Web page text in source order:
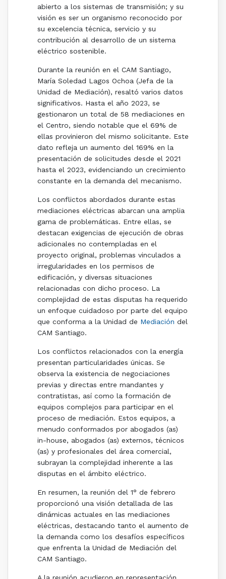
abierto a los sistemas de transmisión; y su
visión es ser un organismo reconocido por
su excelencia técnica, servicio y su
contribución al desarrollo de un sistema
eléctrico sostenible.
Durante la reunión en el CAM Santiago,
María Soledad Lagos Ochoa (Jefa de la
Unidad de Mediación), resaltó varios datos
significativos. Hasta el año 2023, se
gestionaron un total de 58 mediaciones en
el Centro, siendo notable que el 69% de
ellas provinieron del mismo solicitante. Este
dato refleja un aumento del 169% en la
presentación de solicitudes desde el 2021
hasta el 2023, evidenciando un crecimiento
constante en la demanda del mecanismo.
Los conflictos abordados durante estas
mediaciones eléctricas abarcan una amplia
gama de problemáticas. Entre ellas, se
destacan exigencias de ejecución de obras
adicionales no contempladas en el
proyecto original, problemas vinculados a
irregularidades en los permisos de
edificación, y diversas situaciones
relacionadas con dicho proceso. La
complejidad de estas disputas ha requerido
un enfoque cuidadoso por parte del equipo
que conforma a la Unidad de Mediación del
CAM Santiago.
Los conflictos relacionados con la energía
presentan particularidades únicas. Se
observa la existencia de negociaciones
previas y directas entre mandantes y
contratistas, así como la formación de
equipos complejos para participar en el
proceso de mediación. Estos equipos, a
menudo conformados por abogados (as)
in-house, abogados (as) externos, técnicos
(as) y profesionales del área comercial,
subrayan la complejidad inherente a las
disputas en el ámbito eléctrico.
En resumen, la reunión del 1° de febrero
proporcionó una visión detallada de las
dinámicas actuales en las mediaciones
eléctricas, destacando tanto el aumento de
la demanda como los desafíos específicos
que enfrenta la Unidad de Mediación del
CAM Santiago.